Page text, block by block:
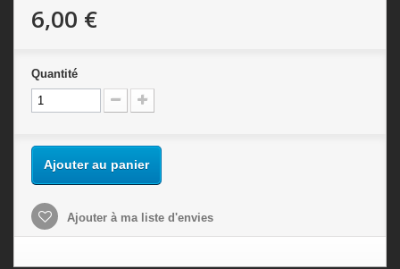
6,00 €
Quantité
Ajouter au panier
Ajouter à ma liste d'envies